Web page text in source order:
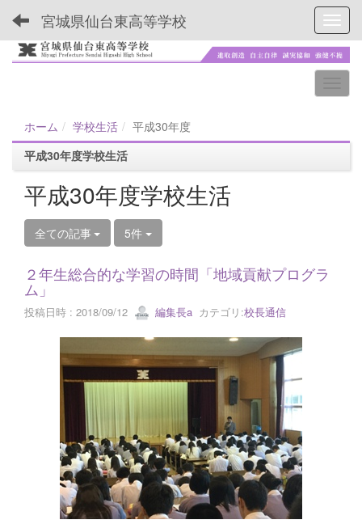
宮城県仙台東高等学校
ホーム 学校生活
平成30年度
平成30年度学校生活
平成30年度学校生活
全ての記事 5件
２年生総合的な学習の時間「地域貢献プログラ
ム」
投稿日時 : 2018/09/12 編集長a カテゴリ:校長通信